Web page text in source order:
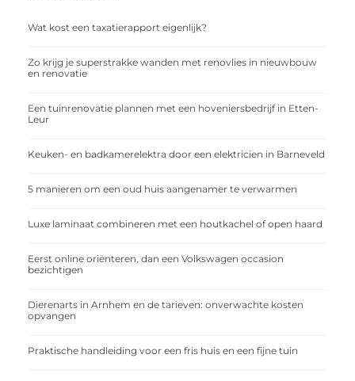
Wat kost een taxatierapport eigenlijk?
Zo krijg je superstrakke wanden met renovlies in nieuwbouw
en renovatie
Een tuinrenovatie plannen met een hoveniersbedrijf in Etten-
Leur
Keuken- en badkamerelektra door een elektricien in Barneveld
5 manieren om een oud huis aangenamer te verwarmen
Luxe laminaat combineren met een houtkachel of open haard
Eerst online oriënteren, dan een Volkswagen occasion
bezichtigen
Dierenarts in Arnhem en de tarieven: onverwachte kosten
opvangen
Praktische handleiding voor een fris huis en een fijne tuin